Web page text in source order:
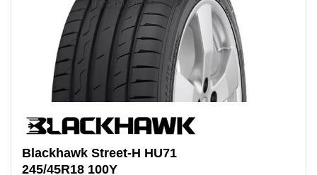
Blackhawk Street-H HU71
245/45R18 100Y